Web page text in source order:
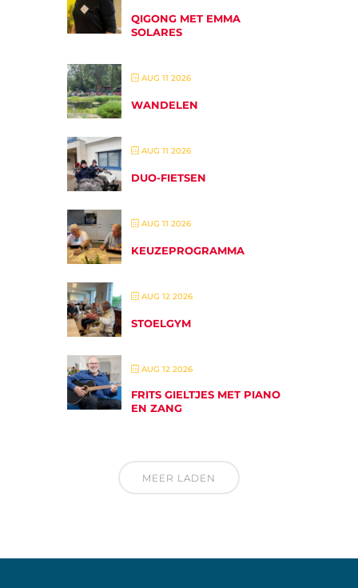
QIGONG MET EMMA
SOLARES
AUG 11 2026
WANDELEN
AUG 11 2026
DUO-FIETSEN
AUG 11 2026
KEUZEPROGRAMMA
AUG 12 2026
STOELGYM
AUG 12 2026
FRITS GIELTJES MET PIANO
EN ZANG
MEER LADEN